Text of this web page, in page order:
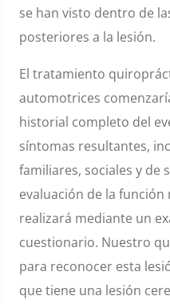
se han visto dentro de
posteriores a la lesión.
El tratamiento
automotrices
historial completo del
síntomas resultantes,
familiares, sociales y de
evaluación de la
realizará mediante un
cuestionario. Nuestro
para reconocer esta
que tiene una lesión